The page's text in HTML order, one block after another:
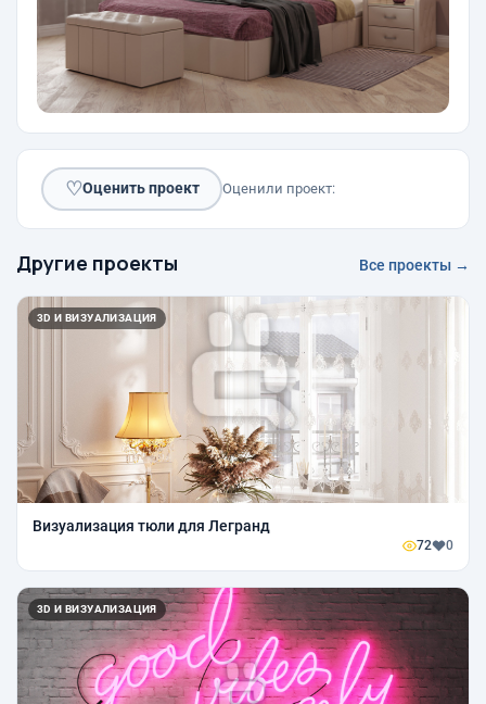
♡Оценить проект Оценили проект:
Другие проекты Все проекты →
3D И ВИЗУАЛИЗАЦИЯ
Визуализация тюли для Легранд
72 0
3D И ВИЗУАЛИЗАЦИЯ